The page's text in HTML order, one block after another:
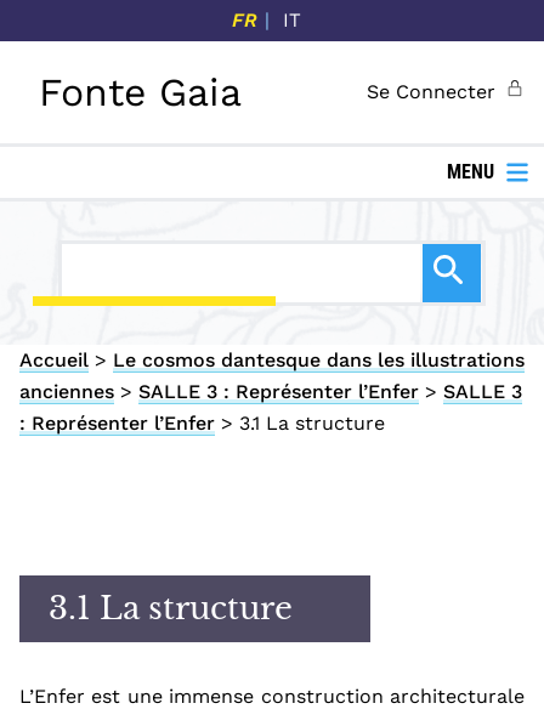
a
FR IT
Fonte Gaia Se Connecter
MENU
Accueil > Le cosmos dantesque dans les illustrations
anciennes > SALLE 3 : Représenter l’Enfer > SALLE 3
: Représenter l’Enfer > 3.1 La structure
3.1 La structure
L’Enfer est une immense construction architecturale